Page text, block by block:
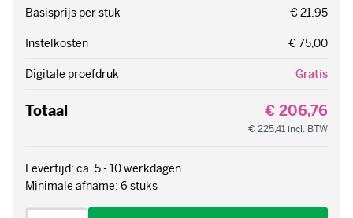
Basisprijs per stuk € 21,95
Instelkosten € 75,00
Digitale proefdruk Gratis
Totaal € 206,76
€ 225,41 incl. BTW
Levertijd: ca. 5 - 10 werkdagen
Minimale afname: 6 stuks